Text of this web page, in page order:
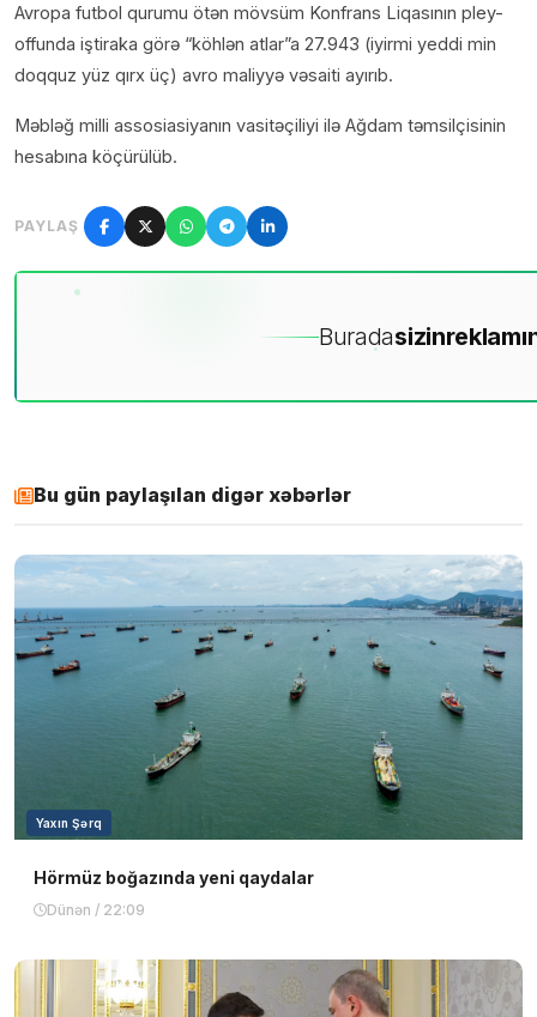
Avropa futbol qurumu ötən mövsüm Konfrans Liqasının pley-
offunda iştiraka görə “köhlən atlar”a 27.943 (iyirmi yeddi min
doqquz yüz qırx üç) avro maliyyə vəsaiti ayırıb.
Məbləğ milli assosiasiyanın vasitəçiliyi ilə Ağdam təmsilçisinin
hesabına köçürülüb.
PAYLAŞ
Buradasizin
Bu gün paylaşılan digər xəbərlər
Yaxın Şərq
Hörmüz boğazında yeni qaydalar
Dünən / 22:09